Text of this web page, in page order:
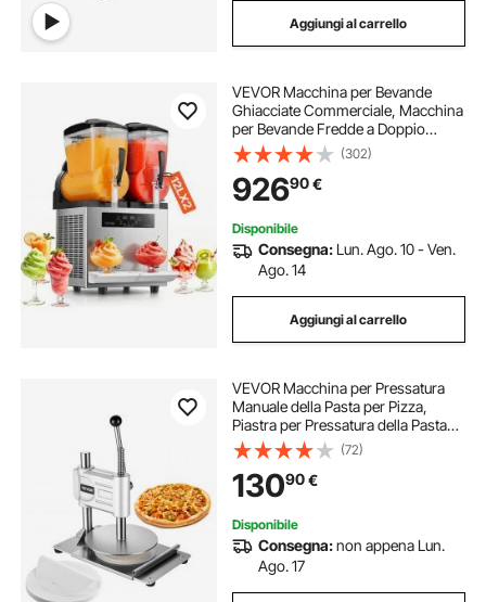
Aggiungi al carrello
VEVOR Macchina per Bevande
Ghiacciate Commerciale, Macchina
per Bevande Fredde a Doppio
Serbatoio 2 x 12 Litri, Macchina per
Bevande Smoothie Drink in Acciaio
Inox da Bar Ristorante Hotel
Catering
(302)
92690€
Disponibile
Consegna: Lun. Ago. 10 - Ven.
Ago. 14
Aggiungi al carrello
VEVOR Macchina per Pressatura
Manuale della Pasta per Pizza,
Piastra per Pressatura della Pasta
per Pizza in Acciaio Inossidabile,
Macchina Formatrice con Maniglia
e 100 Fogli di Carta da Forno
(72)
13090€
Disponibile
Consegna:non appena Lun.
Ago. 17